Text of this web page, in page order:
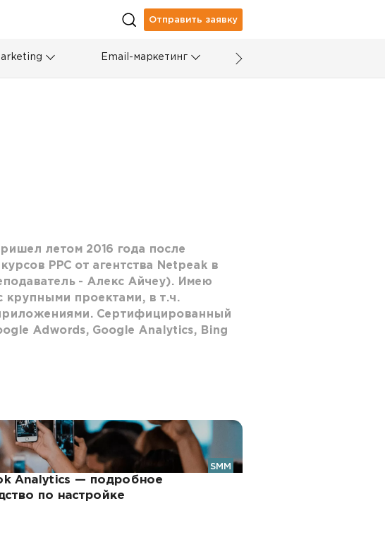
Отправить заявку
Email-маркетинг
летом 2016 года после
PPC от агентства Netpeak в
- Алекс Айчеу). Имею
крупными проектами, в т.ч.
Сертифицированный
Adwords, Google Analytics, Bing
SMM
Analytics — подробное
по настройке